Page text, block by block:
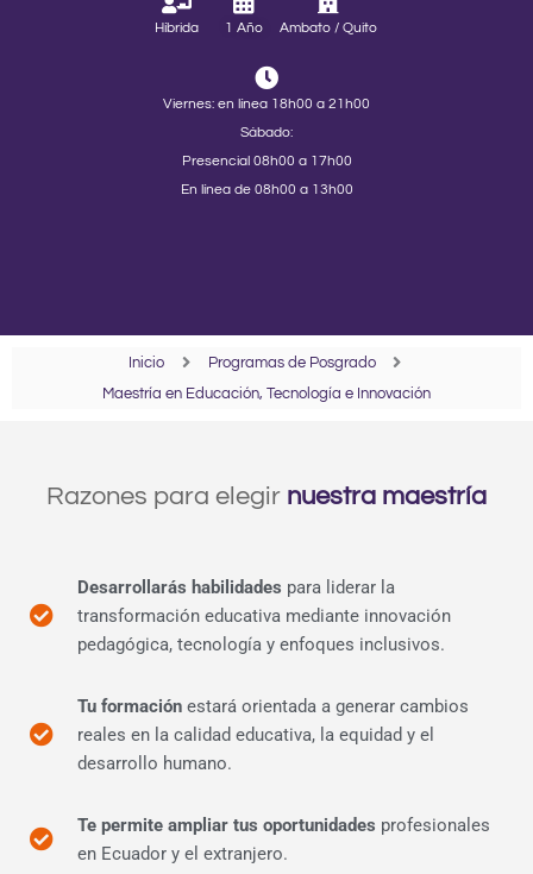
Híbrida 1 Año Ambato / Quito
Viernes: en línea 18h00 a 21h00
Sábado:
Presencial 08h00 a 17h00
En línea de 08h00 a 13h00
Inicio
Programas de Posgrado
Maestría en Educación, Tecnología e Innovación
Razones para elegir nuestra maestría
Desarrollarás habilidades para liderar la
transformación educativa mediante innovación
pedagógica, tecnología y enfoques inclusivos.
Tu formación estará orientada a generar cambios
reales en la calidad educativa, la equidad y el
desarrollo humano.
Te permite ampliar tus oportunidades profesionales
en Ecuador y el extranjero.